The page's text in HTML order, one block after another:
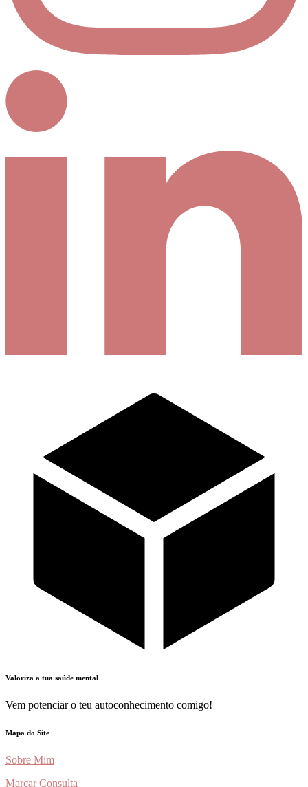
Valoriza a tua saúde mental
Vem potenciar o teu autoconhecimento comigo!
Mapa do Site
Sobre Mim
Marcar Consulta